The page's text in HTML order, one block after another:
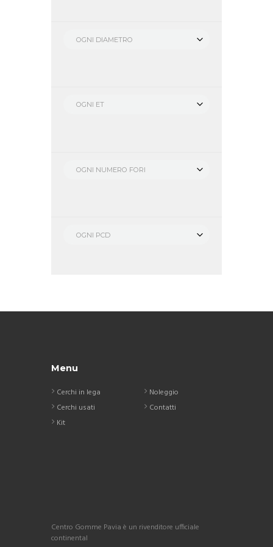
OGNI DIAMETRO
OGNI ET
OGNI NUMERO FORI
OGNI PCD
Menu
Cerchi in lega
Cerchi usati
Kit
Noleggio
Contatti
Centro Gomme Pavia è un rivenditore ufficiale
continental